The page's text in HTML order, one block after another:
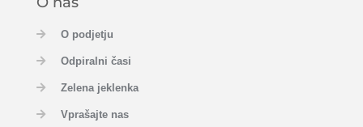
O podjetju
Odpiralni časi
Zelena jeklenka
Vprašajte nas